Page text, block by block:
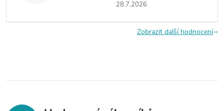
28.7.2026
Zobrazit další hodnocení